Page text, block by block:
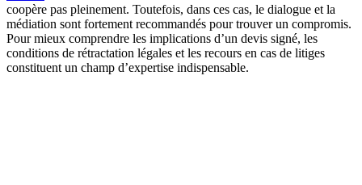
coopère pas pleinement. Toutefois, dans ces cas, le dialogue et la
médiation sont fortement recommandés pour trouver un compromis.
Pour mieux comprendre les implications d’un devis signé, les
conditions de rétractation légales et les recours en cas de litiges
constituent un champ d’expertise indispensable.